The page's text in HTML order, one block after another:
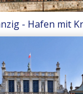
- Hafen mit